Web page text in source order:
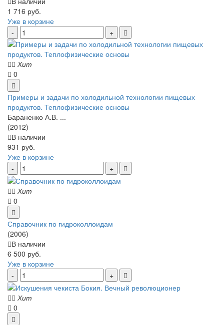
1 716 руб.
Уже в корзине
Хит
0
Примеры и задачи по холодильной технологии пищевых
продуктов. Теплофизические основы
Бараненко А.В. ...
(2012)
В наличии
931 руб.
Уже в корзине
Хит
0
Справочник по гидроколлоидам
(2006)
В наличии
6 500 руб.
Уже в корзине
Хит
0